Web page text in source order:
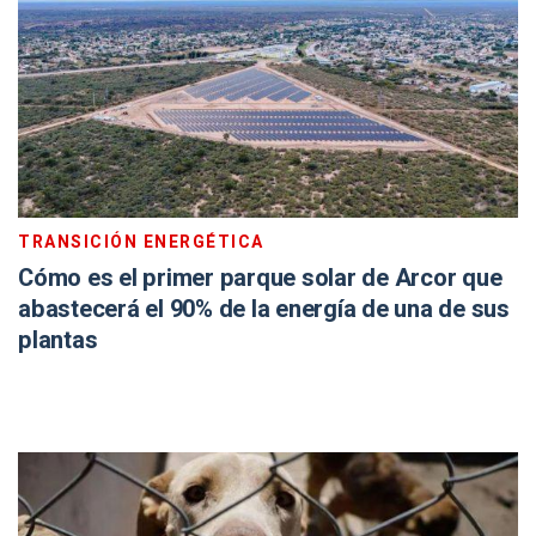
TRANSICIÓN ENERGÉTICA
Cómo es el primer parque solar de Arcor que
abastecerá el 90% de la energía de una de sus
plantas